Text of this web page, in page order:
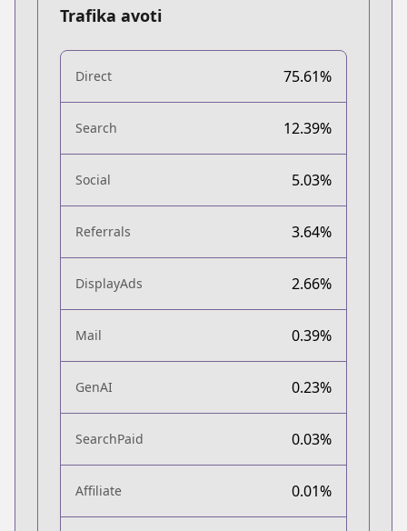
Trafika avoti
Direct 75.61%
Search 12.39%
Social 5.03%
Referrals 3.64%
DisplayAds 2.66%
Mail 0.39%
GenAI 0.23%
SearchPaid 0.03%
Affiliate 0.01%